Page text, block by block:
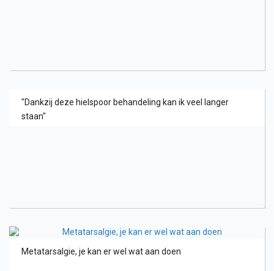
"Dankzij deze hielspoor behandeling kan ik veel langer
staan"
Metatarsalgie, je kan er wel wat aan doen